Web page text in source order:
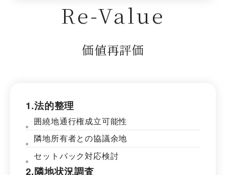
Re-Value
価値再評価
1.法的整理
囲繞地通行権成立可能性
隣地所有者との協議余地
セットバック対応検討
2.隣地状況調査